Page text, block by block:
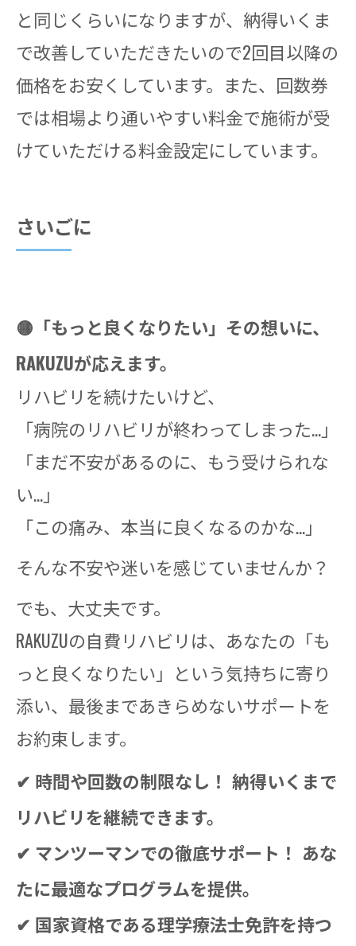
と同じくらいになりますが、納得いくま
で改善していただきたいので2回目以降の
価格をお安くしています。また、回数券
では相場より通いやすい料金で施術が受
けていただける料金設定にしています。
さいごに
🟡「もっと良くなりたい」その想いに、
RAKUZUが応えます。
リハビリを続けたいけど、
「病院のリハビリが終わってしまった…」
「まだ不安があるのに、もう受けられな
い…」
「この痛み、本当に良くなるのかな…」
そんな不安や迷いを感じていませんか？
でも、大丈夫です。
RAKUZUの自費リハビリは、あなたの「も
っと良くなりたい」という気持ちに寄り
添い、最後まであきらめないサポートを
お約束します。
✔ 時間や回数の制限なし！ 納得いくまで
リハビリを継続できます。
✔ マンツーマンでの徹底サポート！ あな
たに最適なプログラムを提供。
✔ 国家資格である理学療法士免許を持つ